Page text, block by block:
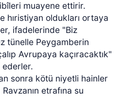
muayene ettirir.
hıristiyan oldukları ortaya
ifadelerinde "Biz
tünelle Peygamberin
Avrupaya kaçıracaktık"
ederler.
sonra kötü niyetli hainler
etrafına su